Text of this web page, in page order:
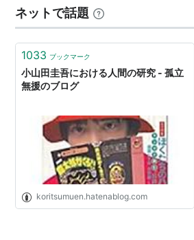
退の責任者」は誰か ▼「孤立無援」
表す四字熟語 ▼歴史が教える教…
ネットで話題
1033 ブックマーク
小山田圭吾における人間の研究 - 孤立
無援のブログ
koritsumuen.hatenablog.com